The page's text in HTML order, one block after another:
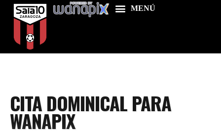
Food & Drink
Features
CITA DOMINICAL PARA
WANAPIX